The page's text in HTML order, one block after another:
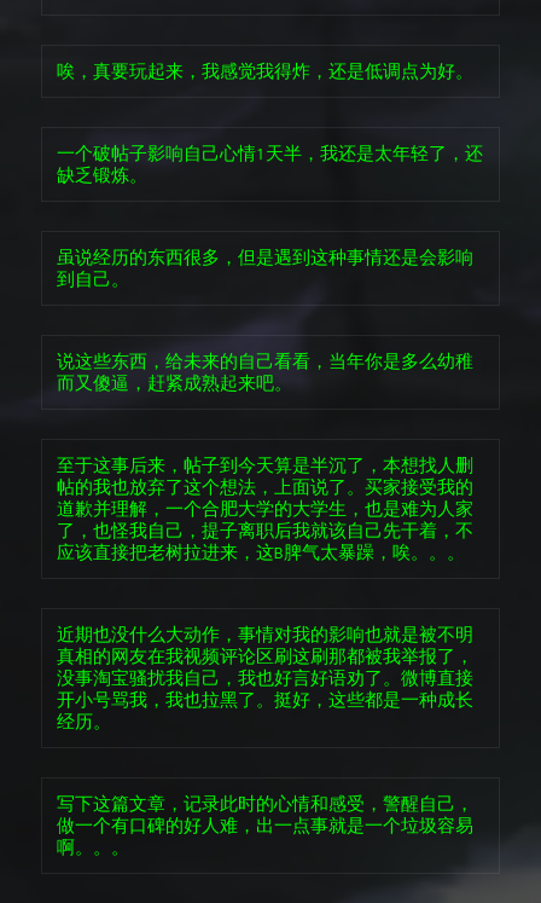
唉，真要玩起来，我感觉我得炸，还是低调点为好。
一个破帖子影响自己心情1天半，我还是太年轻了，还
缺乏锻炼。
虽说经历的东西很多，但是遇到这种事情还是会影响
到自己。
说这些东西，给未来的自己看看，当年你是多么幼稚
而又傻逼，赶紧成熟起来吧。
至于这事后来，帖子到今天算是半沉了，本想找人删
帖的我也放弃了这个想法，上面说了。买家接受我的
道歉并理解，一个合肥大学的大学生，也是难为人家
了，也怪我自己，提子离职后我就该自己先干着，不
应该直接把老树拉进来，这B脾气太暴躁，唉。。。
近期也没什么大动作，事情对我的影响也就是被不明
真相的网友在我视频评论区刷这刷那都被我举报了，
没事淘宝骚扰我自己，我也好言好语劝了。微博直接
开小号骂我，我也拉黑了。挺好，这些都是一种成长
经历。
写下这篇文章，记录此时的心情和感受，警醒自己，
做一个有口碑的好人难，出一点事就是一个垃圾容易
啊。。。